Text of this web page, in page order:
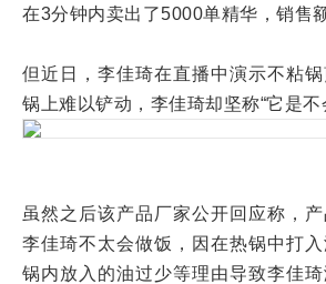
在3分钟内卖出了5000单精华，销售
但近日，李佳琦在直播中演示不粘
锅上难以铲动，李佳琦却坚称“它是不
虽然之后该产品厂家公开回应称，产
李佳琦不太会做饭，因在热锅中打入
锅内放入的油过少等理由导致李佳琦